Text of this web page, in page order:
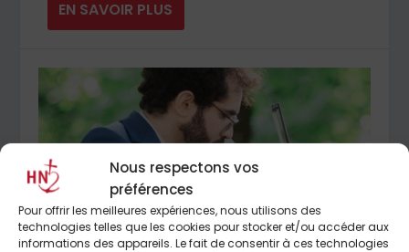
Nous respectons vos
préférences
Pour offrir les meilleures expériences, nous utilisons des
technologies telles que les cookies pour stocker et/ou accéder aux
informations des appareils. Le fait de consentir à ces technologies
EN SAVOIR PLUS